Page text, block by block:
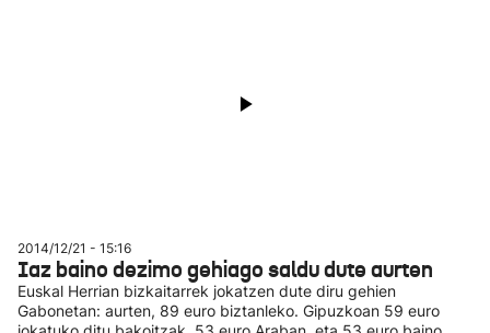
2014/12/21 - 15:16
Iaz baino dezimo gehiago saldu dute aurten
Euskal Herrian bizkaitarrek jokatzen dute diru gehien
Gabonetan: aurten, 89 euro biztanleko. Gipuzkoan 59 euro